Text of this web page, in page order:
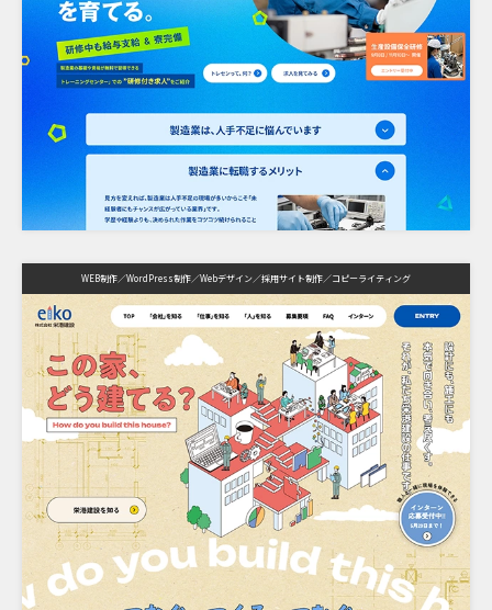
WEB制作 WordPress制作 Webデザイン 採用サイト制作 コピーライティング